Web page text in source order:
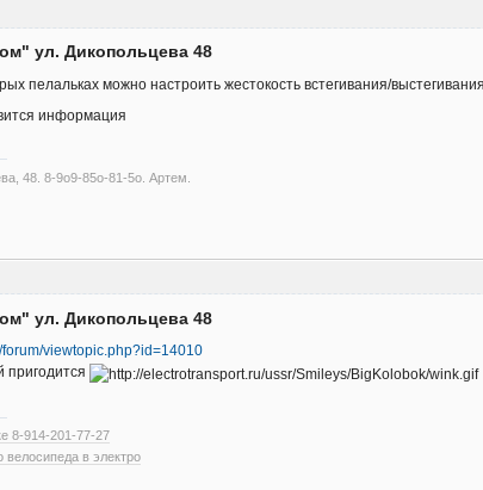
ул. Дикопольцева 48
пелальках можно настроить жестокость встегивания/
информация
48. 8-9о9-85о-81-5о. Артем.
ул. Дикопольцева 48
viewtopic.php?id=14010
8-914-201-77-27
велосипеда в электро